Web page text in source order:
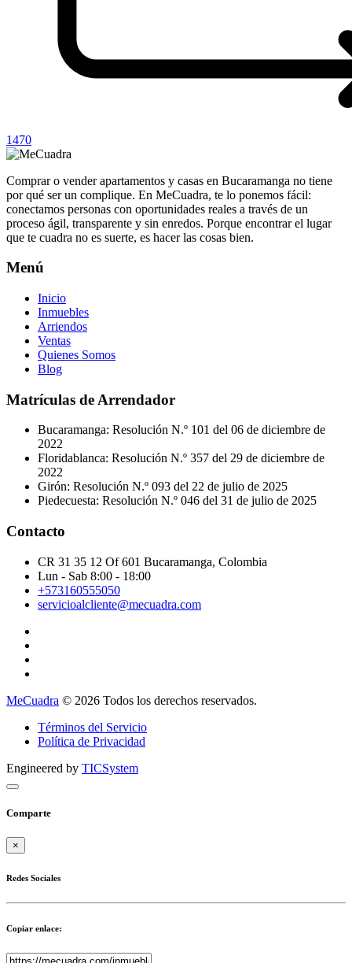
1470
Comprar o vender apartamentos y casas en Bucaramanga no tiene
por qué ser un complique. En MeCuadra, te lo ponemos fácil:
conectamos personas con oportunidades reales a través de un
proceso ágil, transparente y sin enredos. Porque encontrar el lugar
que te cuadra no es suerte, es hacer las cosas bien.
Menú
Inicio
Inmuebles
Arriendos
Ventas
Quienes Somos
Blog
Matrículas de Arrendador
Bucaramanga: Resolución N.º 101 del 06 de diciembre de
2022
Floridablanca: Resolución N.º 357 del 29 de diciembre de
2022
Girón: Resolución N.º 093 del 22 de julio de 2025
Piedecuesta: Resolución N.º 046 del 31 de julio de 2025
Contacto
CR 31 35 12 Of 601 Bucaramanga, Colombia
Lun - Sab 8:00 - 18:00
+573160555050
servicioalcliente@mecuadra.com
MeCuadra © 2026 Todos los derechos reservados.
Términos del Servicio
Política de Privacidad
Engineered by TICSystem
Comparte
×
Redes Sociales
Copiar enlace: